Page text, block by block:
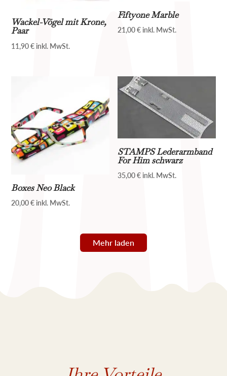
Wackel-Vögel mit Krone,
Paar
11,90€ inkl. MwSt.
Fiftyone Marble
21,00€ inkl. MwSt.
Boxes Neo Black
20,00€ inkl. MwSt.
STAMPS Lederarmband
For Him schwarz
35,00€ inkl. MwSt.
Mehr laden